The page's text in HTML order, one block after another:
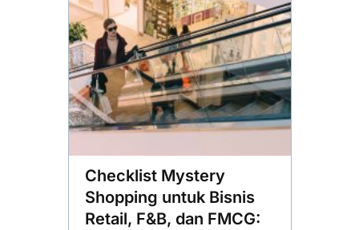
Checklist Mystery
Shopping untuk Bisnis
Retail, F&B, dan FMCG: